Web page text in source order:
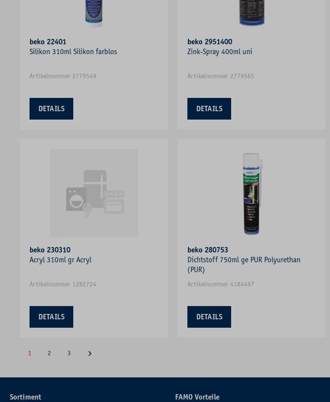
beko 22401
Silikon 310ml Silikon farblos
Artikelnummer 2779549
DETAILS
beko 2951400
Zink-Spray 400ml uni
Artikelnummer 2779565
DETAILS
beko 230310
Acryl 310ml gr Acryl
Artikelnummer 1282724
DETAILS
beko 280753
Dichtstoff 750ml ge PUR Polyurethan
(PUR)
Artikelnummer 4184497
DETAILS
1 2 3
Sortiment
FAMO Vorteile